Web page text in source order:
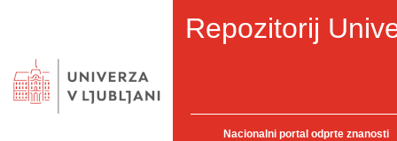
Repozitorij
Nacionalni portal odprte znanosti